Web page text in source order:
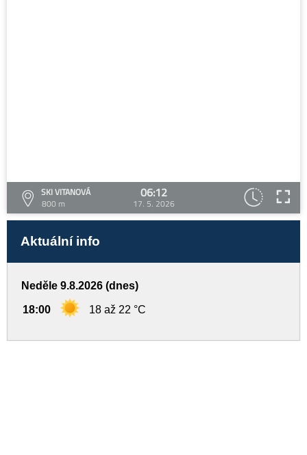
SKI VITANOVÁ
800 m
06:12
17. 5. 2026
Aktuální info
Neděle 9.8.2026 (dnes)
18:00 18 až 22 °C